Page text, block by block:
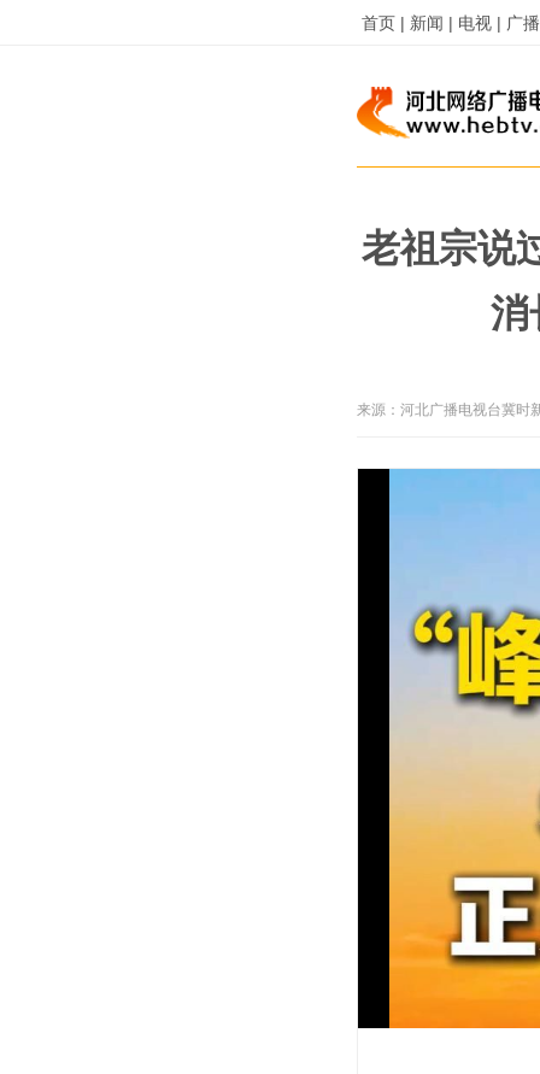
首页 | 新闻 | 电视 | 广
老祖宗说
消
来源： 河北广播电视台冀时